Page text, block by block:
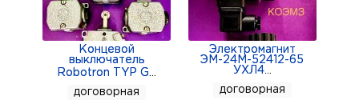
контактов извещателей, включенных в шлейф
охранной сигнализации.
Подробности по телефону или на сайте:
Концевой
выключатель
Robotron TYP G
договорная
Электромагнит
ЭМ-24М-52412-65
УХЛ4...
договорная